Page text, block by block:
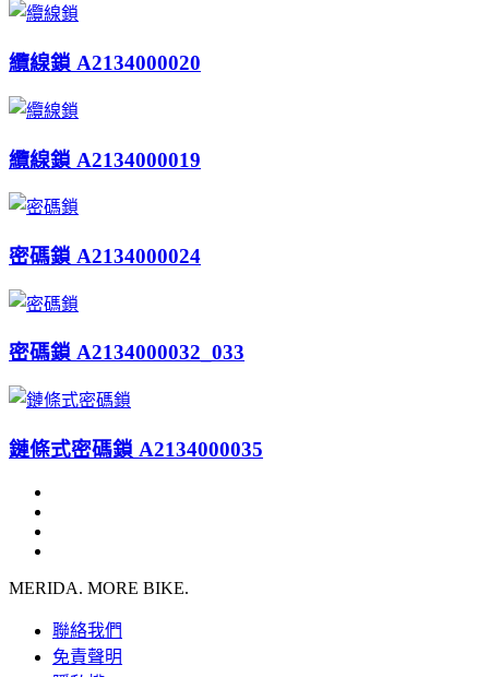
纜線鎖 A2134000020
纜線鎖 A2134000019
密碼鎖 A2134000024
密碼鎖 A2134000032_033
鏈條式密碼鎖 A2134000035
MERIDA. MORE BIKE.
聯絡我們
免責聲明